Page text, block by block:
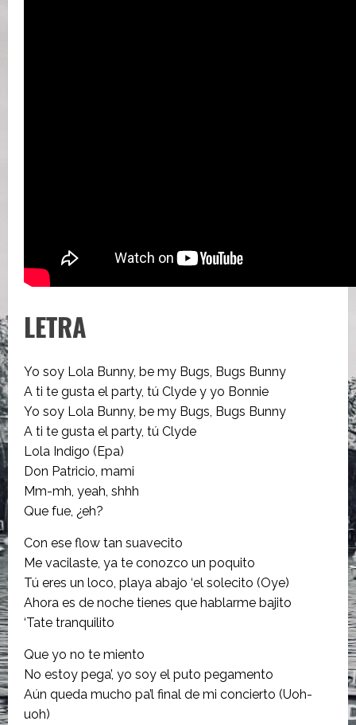
LETRA
Yo soy Lola Bunny, be my Bugs, Bugs Bunny
A ti te gusta el party, tú Clyde y yo Bonnie
Yo soy Lola Bunny, be my Bugs, Bugs Bunny
A ti te gusta el party, tú Clyde
Lola Indigo (Epa)
Don Patricio, mami
Mm-mh, yeah, shhh
Que fue, ¿eh?
Con ese flow tan suavecito
Me vacilaste, ya te conozco un poquito
Tú eres un loco, playa abajo ‘el solecito (Oye)
Ahora es de noche tienes que hablarme bajito
‘Tate tranquilito
Que yo no te miento
No estoy pega’, yo soy el puto pegamento
Aún queda mucho pa’l final de mi concierto (Uoh-
uoh)